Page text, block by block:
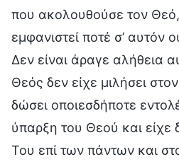
που ακολουθούσε τον
εμφανιστεί ποτέ σ’ αυτόν
Δεν είναι άραγε αλήθεια
Θεός δεν είχε μιλήσει
δώσει οποιεσδήποτε
ύπαρξη του Θεού και είχε
Του επί των πάντων και